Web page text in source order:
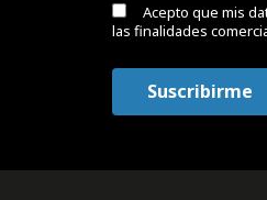
Acepto que mis
las finalidades